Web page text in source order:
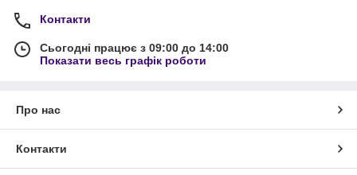
Контакти
Сьогодні працює з 09:00 до 14:00
Показати весь графік роботи
Про нас
Контакти